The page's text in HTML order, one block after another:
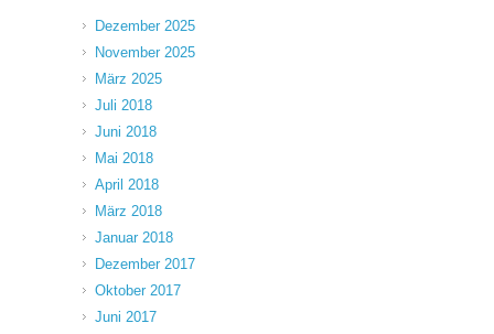
Dezember 2025
November 2025
März 2025
Juli 2018
Juni 2018
Mai 2018
April 2018
März 2018
Januar 2018
Dezember 2017
Oktober 2017
Juni 2017